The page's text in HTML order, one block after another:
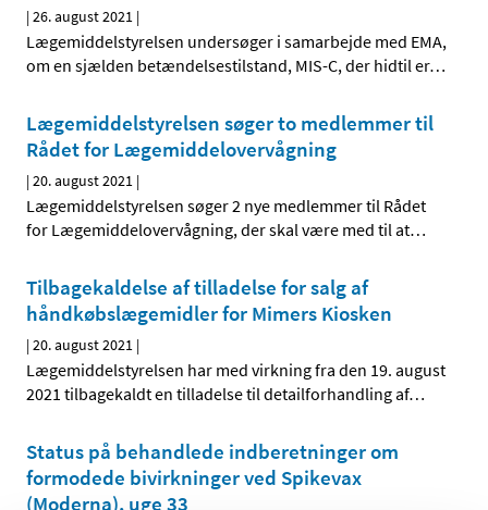
|26. august 2021 |
Lægemiddelstyrelsen undersøger i samarbejde med EMA,
om en sjælden betændelsestilstand, MIS-C, der hidtil er…
Lægemiddelstyrelsen søger to medlemmer til
Rådet for Lægemiddelovervågning
|20. august 2021 |
Lægemiddelstyrelsen søger 2 nye medlemmer til Rådet
for Lægemiddelovervågning, der skal være med til at…
Tilbagekaldelse af tilladelse for salg af
håndkøbslægemidler for Mimers Kiosken
|20. august 2021 |
Lægemiddelstyrelsen har med virkning fra den 19. august
2021 tilbagekaldt en tilladelse til detailforhandling af…
Status på behandlede indberetninger om
formodede bivirkninger ved Spikevax
(Moderna), uge 33